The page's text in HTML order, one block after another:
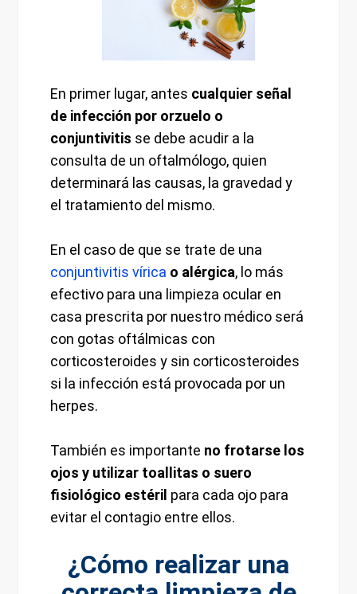
En primer lugar, antes cualquier señal
de infección por orzuelo o
conjuntivitis se debe acudir a la
consulta de un oftalmólogo, quien
determinará las causas, la gravedad y
el tratamiento del mismo.
En el caso de que se trate de una
conjuntivitis vírica o alérgica, lo más
efectivo para una limpieza ocular en
casa prescrita por nuestro médico será
con gotas oftálmicas con
corticosteroides y sin corticosteroides
si la infección está provocada por un
herpes.
También es importante no frotarse los
ojos y utilizar toallitas o suero
fisiológico estéril para cada ojo para
evitar el contagio entre ellos.
¿Cómo realizar una